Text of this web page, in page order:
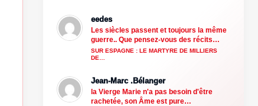
eedes
Les siècles passent et toujours la même
guerre.. Que pensez-vous des récits…
SUR ESPAGNE : LE MARTYRE DE MILLIERS
DE…
Jean-Marc .Bélanger
la Vierge Marie n'a pas besoin d'être
rachetée, son Âme est pure…